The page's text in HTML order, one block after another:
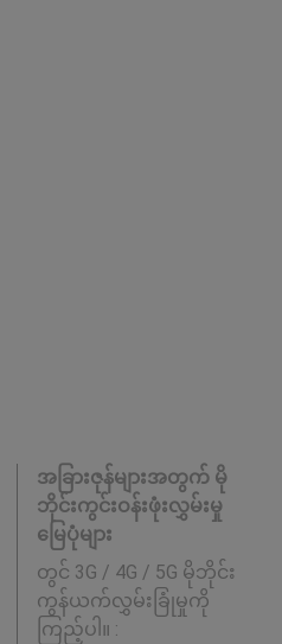
အခြားဇုန်များအတွက် မို
ဘိုင်းကွင်းဝန်းဖုံးလွှမ်းမှု
မြေပုံများ
တွင် 3G / 4G / 5G မိုဘိုင်း
ကွန်ယက်လွှမ်းခြုံမှုကို
ကြည့်ပါ။ :